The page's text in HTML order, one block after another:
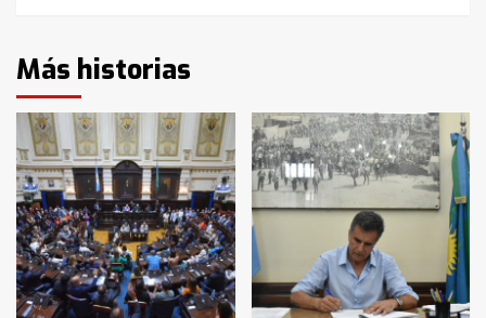
Más historias